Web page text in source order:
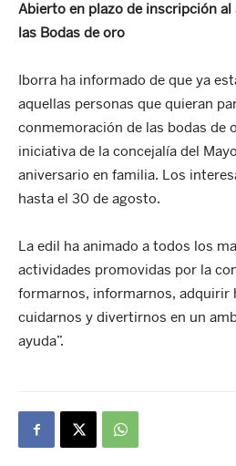
Abierto en plazo de inscripción
las Bodas de oro
Iborra ha informado de que ya
aquellas personas que quieran
conmemoración de las bodas de
iniciativa de la concejalía del
aniversario en familia. Los
hasta el 30 de agosto.
La edil ha animado a todos los
actividades promovidas por la
formarnos, informarnos, adquirir
cuidarnos y divertirnos en un
ayuda”.